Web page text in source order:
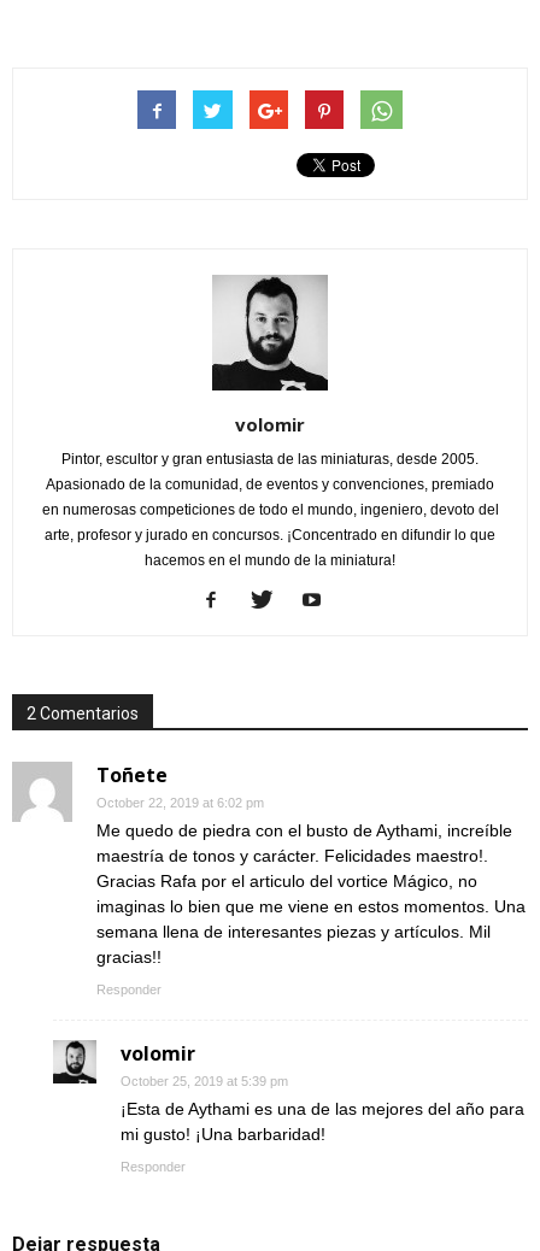
volomir
Pintor, escultor y gran entusiasta de las miniaturas, desde 2005.
Apasionado de la comunidad, de eventos y convenciones, premiado
en numerosas competiciones de todo el mundo, ingeniero, devoto del
arte, profesor y jurado en concursos. ¡Concentrado en difundir lo que
hacemos en el mundo de la miniatura!
2 Comentarios
Toñete
October 22, 2019 at 6:02 pm
Me quedo de piedra con el busto de Aythami, increíble
maestría de tonos y carácter. Felicidades maestro!.
Gracias Rafa por el articulo del vortice Mágico, no
imaginas lo bien que me viene en estos momentos. Una
semana llena de interesantes piezas y artículos. Mil
gracias!!
Responder
volomir
October 25, 2019 at 5:39 pm
¡Esta de Aythami es una de las mejores del año para
mi gusto! ¡Una barbaridad!
Responder
Dejar respuesta